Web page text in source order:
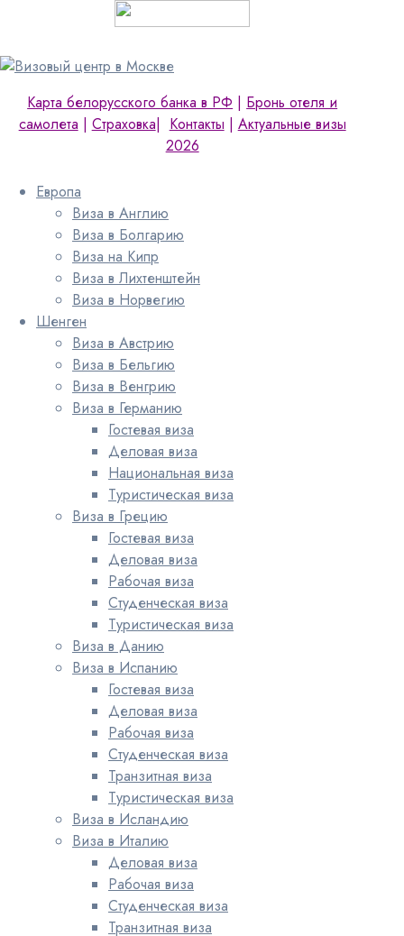
Карта белорусского банка в РФ | Бронь отеля и
самолета | Страховка| Контакты | Актуальные визы
2026
Европа
Виза в Англию
Виза в Болгарию
Виза на Кипр
Виза в Лихтенштейн
Виза в Норвегию
Шенген
Виза в Австрию
Виза в Бельгию
Виза в Венгрию
Виза в Германию
Гостевая виза
Деловая виза
Национальная виза
Туристическая виза
Виза в Грецию
Гостевая виза
Деловая виза
Рабочая виза
Студенческая виза
Туристическая виза
Виза в Данию
Виза в Испанию
Гостевая виза
Деловая виза
Рабочая виза
Студенческая виза
Транзитная виза
Туристическая виза
Виза в Исландию
Виза в Италию
Деловая виза
Рабочая виза
Студенческая виза
Транзитная виза